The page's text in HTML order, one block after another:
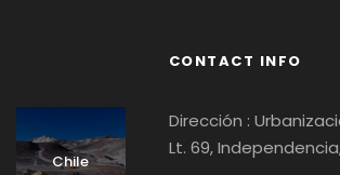
Chile
CONTACT INFO
Dirección :
Lt. 69,